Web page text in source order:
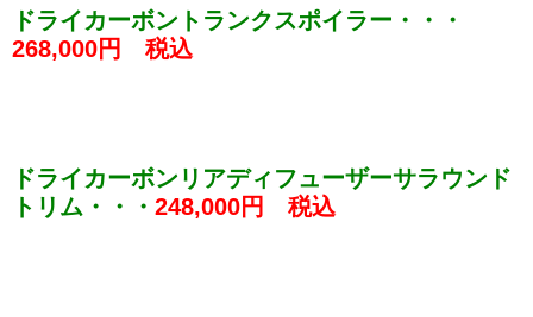
ドライカーボントランクスポイラー・・・
268,000円 税込
ドライカーボンリアディフューザーサラウンド
トリム・・・ 248,000円 税込